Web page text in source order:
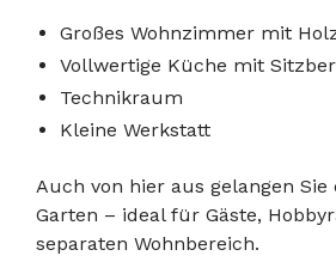
Großes Wohnzimmer mit
Vollwertige Küche mit
Technikraum
Kleine Werkstatt
Auch von hier aus gelangen
Garten – ideal für Gäste,
separaten Wohnbereich.